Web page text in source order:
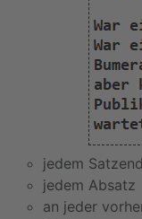
jedem
jedem Absatz
an jeder